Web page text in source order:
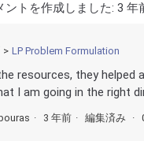
ントを作成しました: 3 年
LP Problem Formulation
resources, they helped
I am going in the right
3 年前 編集済み